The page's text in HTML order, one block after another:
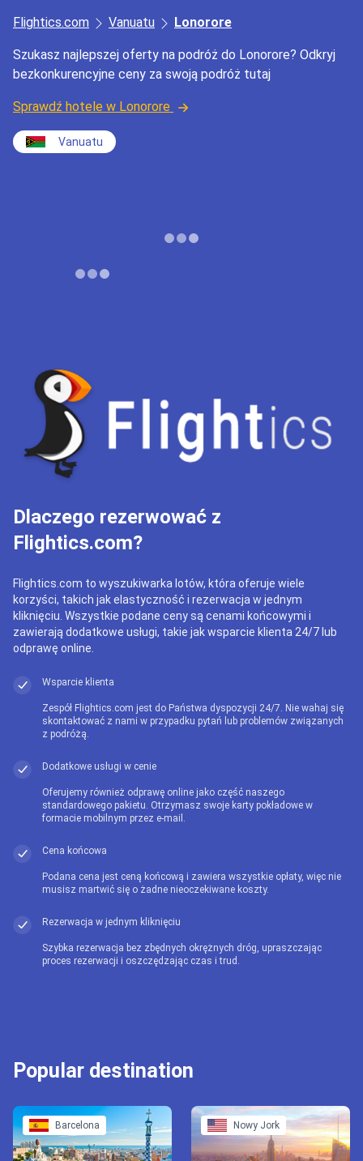
Flightics.com Vanuatu Lonorore
Szukasz najlepszej oferty na podróż do Lonorore? Odkryj
bezkonkurencyjne ceny za swoją podróż tutaj
Sprawdź hotele w Lonorore
Vanuatu
Dlaczego rezerwować z
Flightics.com?
Flightics.com to wyszukiwarka lotów, która oferuje wiele
korzyści, takich jak elastyczność i rezerwacja w jednym
kliknięciu. Wszystkie podane ceny są cenami końcowymi i
zawierają dodatkowe usługi, takie jak wsparcie klienta 24/7 lub
odprawę online.
Wsparcie klienta
Zespół Flightics.com jest do Państwa dyspozycji 24/7. Nie wahaj się
skontaktować z nami w przypadku pytań lub problemów związanych
z podróżą.
Dodatkowe usługi w cenie
Oferujemy również odprawę online jako część naszego
standardowego pakietu. Otrzymasz swoje karty pokładowe w
formacie mobilnym przez e-mail.
Cena końcowa
Podana cena jest ceną końcową i zawiera wszystkie opłaty, więc nie
musisz martwić się o żadne nieoczekiwane koszty.
Rezerwacja w jednym kliknięciu
Szybka rezerwacja bez zbędnych okrężnych dróg, upraszczając
proces rezerwacji i oszczędzając czas i trud.
Popular destination
Barcelona Nowy Jork